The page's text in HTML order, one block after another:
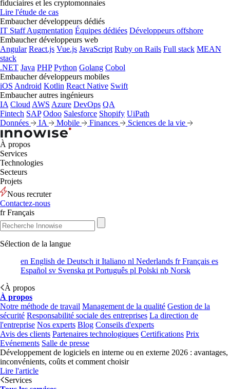
fiduciaires et les cryptomonnaies
Lire l'étude de cas
Embaucher développeurs dédiés
IT Staff Augmentation Équipes dédiées Développeurs offshore
Embaucher développeurs web
Angular React.js Vue.js JavaScript Ruby on Rails Full stack MEAN
stack
.NET Java PHP Python Golang Cobol
Embaucher développeurs mobiles
iOS Android Kotlin React Native Swift
Embaucher autres ingénieurs
IA Cloud AWS Azure DevOps QA
Fintech SAP Odoo Salesforce Shopify UiPath
Données
IA Mobile Finances Sciences de la vie
À propos
Services
Technologies
Secteurs
Projets
Nous recruter
Contactez-nous
fr Français
Sélection de la langue
en English de Deutsch it Italiano nl Nederlands frFrançais es
Español sv Svenska pt Português pl Polski nb Norsk
À propos
À propos
Notre méthode de travail Management de la qualité Gestion de la
sécurité Responsabilité sociale des entreprises La direction de
l'entreprise Nos experts Blog Conseils d'experts
Avis des clients Partenaires technologiques Certifications Prix
Evénements Salle de presse
Développement de logiciels en interne ou en externe 2026 : avantages,
inconvénients, coûts et comment choisir
Lire l'article
Services